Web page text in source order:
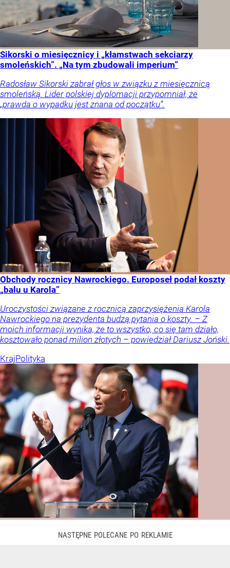
Sikorski o miesięcznicy i „kłamstwach sekciarzy
smoleńskich”. „Na tym zbudowali imperium”
Radosław Sikorski zabrał głos w związku z miesięcznicą
smoleńską. Lider polskiej dyplomacji przypomniał, że
„prawda o wypadku jest znana od początku”.
Obchody rocznicy Nawrockiego. Europoseł podał koszty
„balu u Karola”
Uroczystości związane z rocznicą zaprzysiężenia Karola
Nawrockiego na prezydenta budzą pytania o koszty. – Z
moich informacji wynika, że to wszystko, co się tam działo,
kosztowało ponad milion złotych – powiedział Dariusz Joński.
KrajPolityka